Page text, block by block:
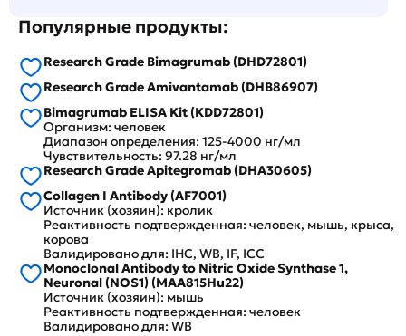
Популярные продукты:
Research Grade Bimagrumab (DHD72801)
Research Grade Amivantamab (DHB86907)
Bimagrumab ELISA Kit (KDD72801)
Организм: человек
Диапазон определения: 125-4000 нг/мл
Чувствительность: 97.28 нг/мл
Research Grade Apitegromab (DHA30605)
Collagen I Antibody (AF7001)
Источник (хозяин): кролик
Реактивность подтвержденная: человек, мышь, крыса,
корова
Валидировано для: IHC, WB, IF, ICC
Monoclonal Antibody to Nitric Oxide Synthase 1,
Neuronal (NOS1) (MAA815Hu22)
Источник (хозяин): мышь
Реактивность подтвержденная: человек
Валидировано для: WB